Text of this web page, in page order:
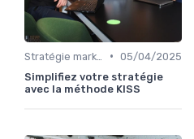
• 05/04/2025
Simplifiez votre stratégie
avec la méthode KISS